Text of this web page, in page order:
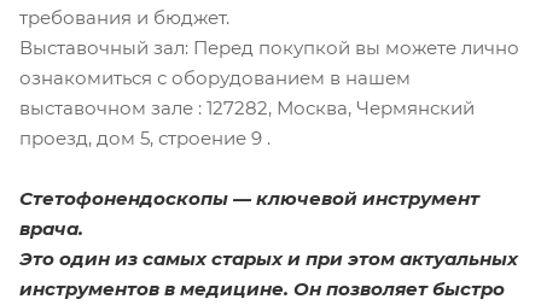
требования и бюджет.
Выставочный зал: Перед покупкой вы можете лично
ознакомиться с оборудованием в нашем
выставочном зале : 127282, Москва, Чермянский
проезд, дом 5, строение 9 .
Стетофонендоскопы — ключевой инструмент
врача.
Это один из самых старых и при этом актуальных
инструментов в медицине. Он позволяет быстро